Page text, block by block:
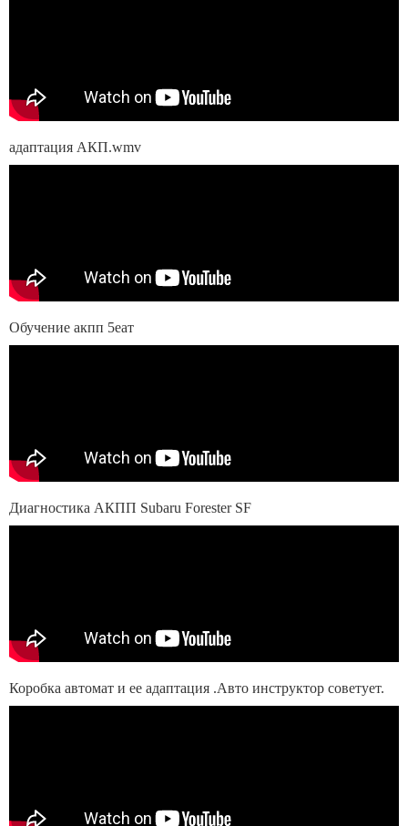
адаптация АКП.wmv
Обучение акпп 5еат
Диагностика АКПП Subaru Forester SF
Коробка автомат и ее адаптация .Авто инструктор советует.